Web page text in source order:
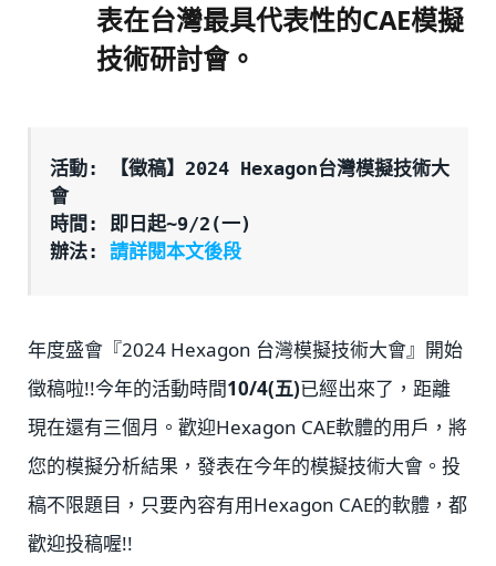
表在台灣最具代表性的CAE模擬
技術研討會。
活動: 【徵稿】2024 Hexagon台灣模擬技術大
會
時間: 即日起~9/2(一)
辦法: 請詳閱本文後段
年度盛會『2024 Hexagon 台灣模擬技術大會』開始
徵稿啦!!今年的活動時間10/4(五)已經出來了，距離
現在還有三個月。歡迎Hexagon CAE軟體的用戶，將
您的模擬分析結果，發表在今年的模擬技術大會。投
稿不限題目，只要內容有用Hexagon CAE的軟體，都
歡迎投稿喔!!